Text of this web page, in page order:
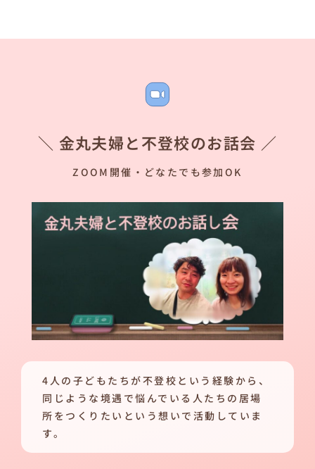
＼ 金丸夫婦と不登校のお話会 ／
ZOOM開催・どなたでも参加OK
4人の子どもたちが不登校という経験から、
同じような境遇で悩んでいる人たちの居場
所をつくりたいという想いで活動していま
す。